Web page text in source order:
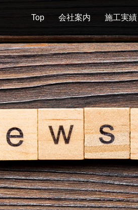
Top 会社案内 施工実績